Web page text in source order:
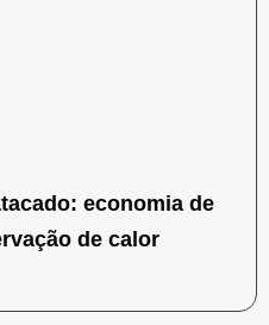
economia de
de calor